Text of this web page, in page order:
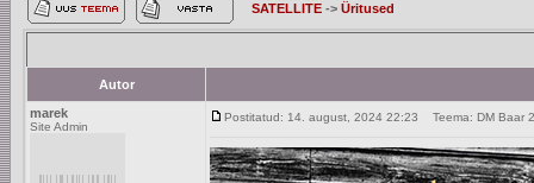
SATELLITE -> Üritused
Autor
marek
Site Admin
Postitatud: 14. august, 2024 22:23 Teema: DM Baar